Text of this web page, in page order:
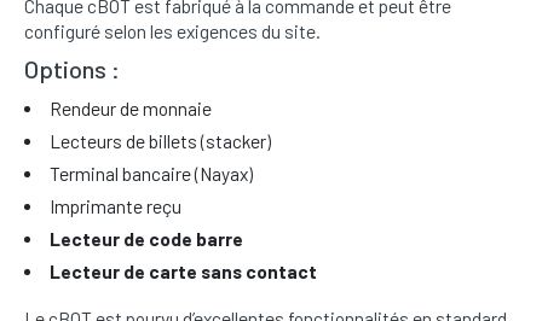
Chaque cBOT est fabriqué à la commande et peut être
configuré selon les exigences du site.
Options :
Rendeur de monnaie
Lecteurs de billets (stacker)
Terminal bancaire (Nayax)
Imprimante reçu
Lecteur de code barre
Lecteur de carte sans contact